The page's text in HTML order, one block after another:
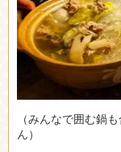
（みんなで囲む鍋
ん）